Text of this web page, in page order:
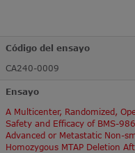
Código del ensayo
CA240-0009
Ensayo
A Multicenter, Randomized,
Safety and Efficacy of BMS-
Advanced or Metastatic Non-
Homozygous MTAP Deletion